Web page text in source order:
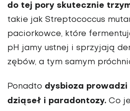
do tej pory skutecznie
takie jak Streptococcus
paciorkowce, które
pH jamy ustnej i sprzyjają
zębów, a tym samym
Ponadto dysbioza prowadzi
dziąseł i paradontozy. Co